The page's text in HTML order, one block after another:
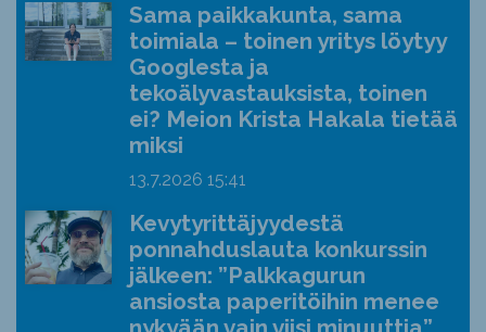
Sama paikkakunta, sama
toimiala – toinen yritys löytyy
Googlesta ja
tekoälyvastauksista, toinen
ei? Meion Krista Hakala tietää
miksi
13.7.2026 15:41
Kevytyrittäjyydestä
ponnahduslauta konkurssin
jälkeen: ”Palkkagurun
ansiosta paperitöihin menee